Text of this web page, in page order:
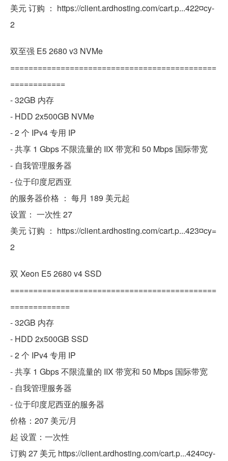
美元 订购 ： https://client.ardhosting.com/cart.p...422¤cy-
2
双至强 E5 2680 v3 NVMe
=============================================
============
- 32GB 内存
- HDD 2x500GB NVMe
- 2 个 IPv4 专用 IP
- 共享 1 Gbps 不限流量的 IIX 带宽和 50 Mbps 国际带宽
- 自我管理服务器
- 位于印度尼西亚
的服务器价格 ： 每月 189 美元起
设置： 一次性 27
美元 订购 ： https://client.ardhosting.com/cart.p...423¤cy=
2
双 Xeon E5 2680 v4 SSD
=============================================
=============
- 32GB 内存
- HDD 2x500GB SSD
- 2 个 IPv4 专用 IP
- 共享 1 Gbps 不限流量的 IIX 带宽和 50 Mbps 国际带宽
- 自我管理服务器
- 位于印度尼西亚的服务器
价格：207 美元/月
起 设置：一次性
订购 27 美元 https://client.ardhosting.com/cart.p...424¤cy-